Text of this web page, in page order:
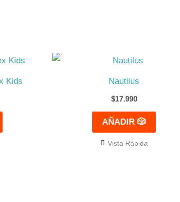
Kids Nautilus
$17.990
AÑADIR 🎲
Vista Rápida